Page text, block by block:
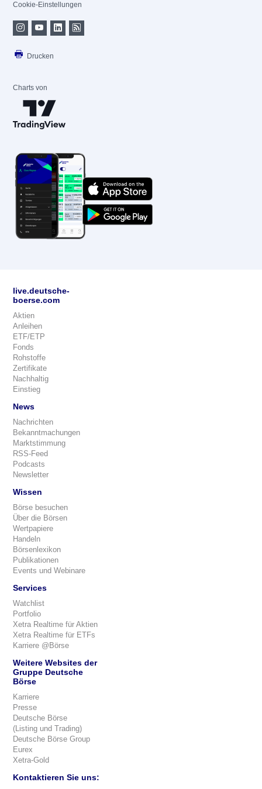
Cookie-Einstellungen
Drucken
Charts von
live.deutsche-
boerse.com
Aktien
Anleihen
ETF/ETP
Fonds
Rohstoffe
Zertifikate
Nachhaltig
Einstieg
News
Nachrichten
Bekanntmachungen
Marktstimmung
RSS-Feed
Podcasts
Newsletter
Wissen
Börse besuchen
Über die Börsen
Wertpapiere
Handeln
Börsenlexikon
Publikationen
Events und Webinare
Services
Watchlist
Portfolio
Xetra Realtime für Aktien
Xetra Realtime für ETFs
Karriere @Börse
Weitere Websites der
Gruppe Deutsche
Börse
Karriere
Presse
Deutsche Börse
(Listing und Trading)
Deutsche Börse Group
Eurex
Xetra-Gold
Kontaktieren Sie uns: